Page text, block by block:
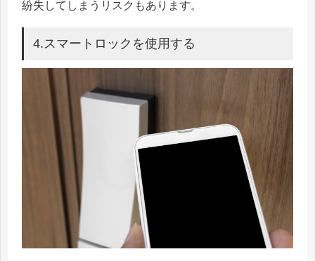
紛失してしまうリスクもあります。
4.スマートロックを使用する